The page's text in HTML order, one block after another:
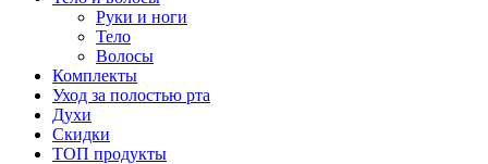
Руки и ноги
Тело
Волосы
Комплекты
Уход за полостью рта
Духи
Скидки
ТОП продукты